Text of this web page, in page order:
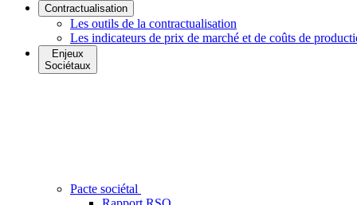
Contractualisation
Les outils de la contractualisation
Les indicateurs de prix de marché et de coûts de
Enjeux
Sociétaux
Pacte sociétal